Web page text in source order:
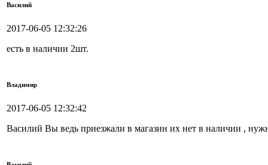
Василий
2017-06-05 12:32:26
есть в наличии 2шт.
Владимир
2017-06-05 12:32:42
Василий Вы ведь приезжали в магазин их нет в наличии ,